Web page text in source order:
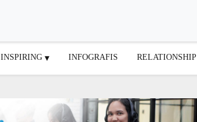
INSPIRING INFOGRAFIS RELATIONSHIP